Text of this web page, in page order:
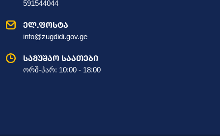
591544044
ელ.ფოსტა
info@zugdidi.gov.ge
სამუშაო საათები
ორშ-პარ: 10:00 - 18:00